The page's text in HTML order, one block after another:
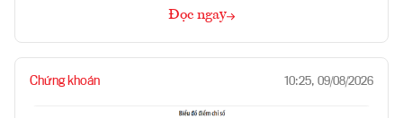
Đọc ngay
Chứng khoán 10:25, 09/08/2026